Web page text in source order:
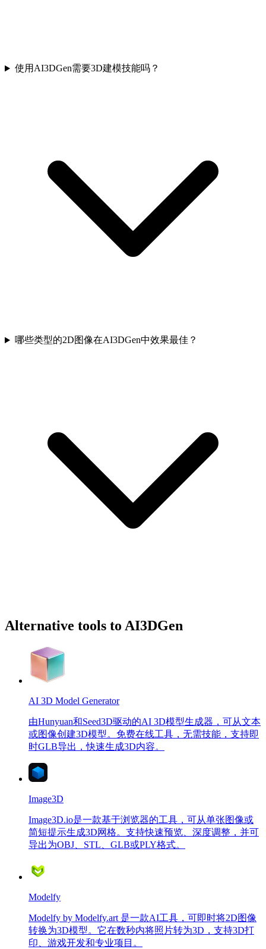
使用AI3DGen需要3D建模技能吗？
哪些类型的2D图像在AI3DGen中效果最佳？
Alternative tools to AI3DGen
AI 3D Model Generator
由Hunyuan和Seed3D驱动的AI 3D模型生成器，可从文本
或图像创建3D模型。免费在线工具，无需技能，支持即
时GLB导出，快速生成3D内容。
Image3D
Image3D.io是一款基于浏览器的工具，可从单张图像或
简短提示生成3D网格。支持快速预览、深度调整，并可
导出为OBJ、STL、GLB或PLY格式。
Modelfy
Modelfy by Modelfy.art 是一款AI工具，可即时将2D图像
转换为3D模型。它在数秒内将照片转为3D，支持3D打
印、游戏开发和专业项目。